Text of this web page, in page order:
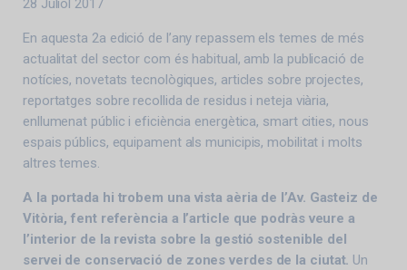
28 Juliol 2017
En aquesta 2a edició de l’any repassem els temes de més
actualitat del sector com és habitual, amb la publicació de
notícies, novetats tecnològiques, articles sobre projectes,
reportatges sobre recollida de residus i neteja viària,
enllumenat públic i eficiència energètica, smart cities, nous
espais públics, equipament als municipis, mobilitat i molts
altres temes.
A la portada hi trobem una vista aèria de l’Av. Gasteiz de
Vitòria, fent referència a l’article que podràs veure a
l’interior de la revista sobre la gestió sostenible del
servei de conservació de zones verdes de la ciutat. Un